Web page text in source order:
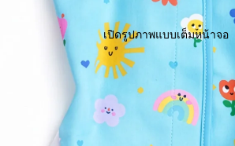
เปิดรูปภาพแบบเต็มหน้าจอ